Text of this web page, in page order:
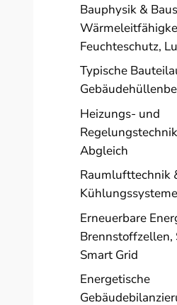
Bauphysik &
Feuchteschutz,
Typische
Heizungs- und
Abgleich
Raumlufttechnik
Kühlungssysteme
Erneuerbare
Brennstoffzellen,
Smart Grid
Energetische